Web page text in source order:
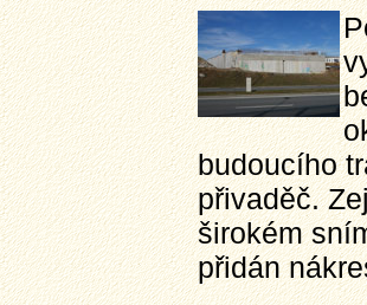
budoucího
přivaděč.
širokém
přidán